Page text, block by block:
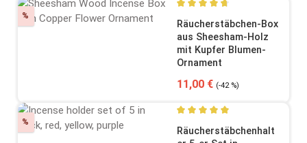
% Rabatt Durchschnittliche
Räucherstäbchen-Box
aus Sheesham-Holz
mit Kupfer Blumen-
Ornament
Verkaufspreis:
11,00 € Regulärer Preis:
(-42 %)
% Rabatt Durchschnittliche
Räucherstäbchenhalt